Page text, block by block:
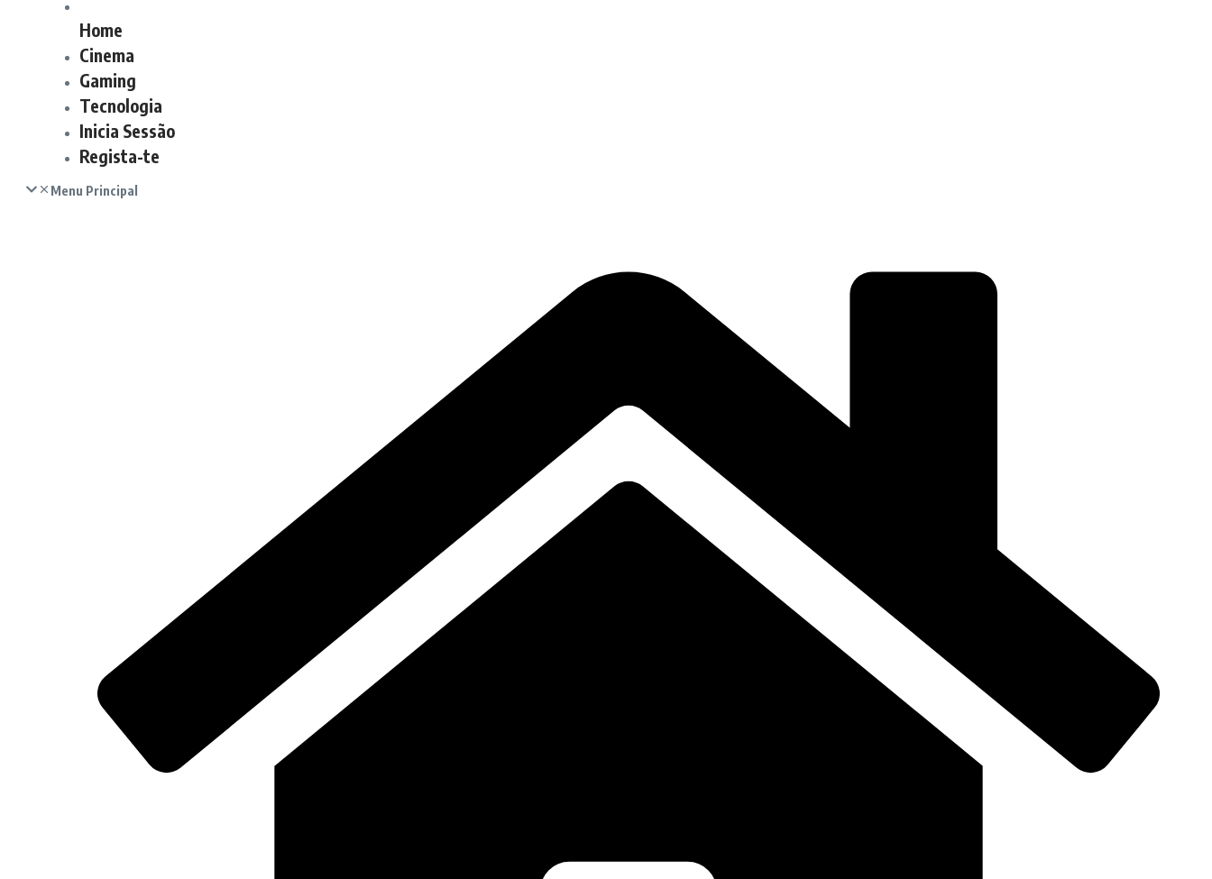
Home
Cinema
Gaming
Tecnologia
Inicia Sessão
Regista-te
Menu Principal